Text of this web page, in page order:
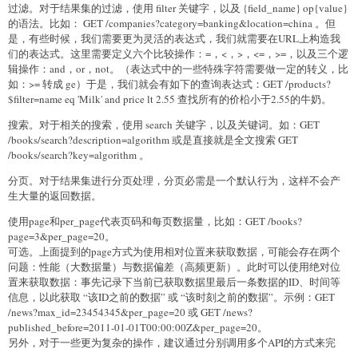
过滤。对于结果集的过滤，使用 filter 关键字，以及 {field_name} op{value}
的语法。比如： GET /companies?category=banking&location=china 。但
是，有些时候，我们需要更为灵活的表达式，我们就需要在URL上构造我
们的表达式。这里需要定义六个比较操作：=，<，>，<=，>=，以及三个逻
辑操作：and，or，not。（表达式中的一些特殊字符需要做一定的转义，比
如：>= 转成 ge）于是，我们就会有如下的查询表达式：GET /products?
$filter=name eq 'Milk' and price lt 2.55 查找所有的价柗小于2.55的牛奶。
搜索。对于相关的搜索，使用 search 关键字，以及关键词。如：GET
/books/search?description=algorithm 或是直接就是全文搜索 GET
/books/search?key=algorithm 。
分页。对于结果集进行分页处理，分页必需是一个默认行为，这样不会产
生大量的返回数据。
使用page和per_page代表页码和每页数据量，比如：GET /books?
page=3&per_page=20。
可选。上面提到的page方式为使用相对位置来获取数据，可能会存在两个
问题：性能（大数据量）与数据偏差（高频更新）。此时可以使用绝对位
置来获取数据：事先记录下当前已获取数据里最后一条数据的ID、时间等
信息，以此获取 “该ID之前的数据” 或 “该时刻之前的数据”。示例：GET
/news?max_id=23454345&per_page=20 或 GET /news?
published_before=2011-01-01T00:00:00Z&per_page=20。
另外，对于一些更为复杂的操作，建议通过分别调用多个API的方式来完